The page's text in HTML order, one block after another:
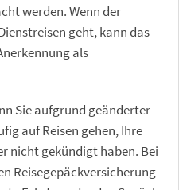
werden. Wenn der
geht, kann das
als
Sie aufgrund geänderter
auf Reisen gehen, Ihre
nicht gekündigt haben. Bei
Reisegepäckversicherung